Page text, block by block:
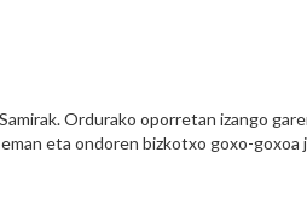
Ordurako oporretan izango
eta ondoren bizkotxo goxo-goxoa